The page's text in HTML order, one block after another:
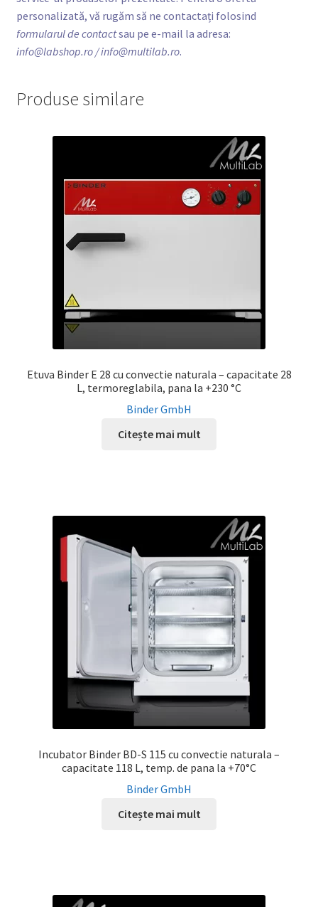
personalizată, vă rugăm să ne contactați folosind
formularul de contactsau pe e-mail la adresa:
info@labshop.ro/ info@multilab.ro.
Produse similare
Etuva Binder E 28 cu convectie naturala – capacitate 28
L, termoreglabila, pana la +230 °C
Binder GmbH
Citește mai mult
Incubator Binder BD-S 115 cu convectie naturala –
capacitate 118 L, temp. de pana la +70°C
Binder GmbH
Citește mai mult